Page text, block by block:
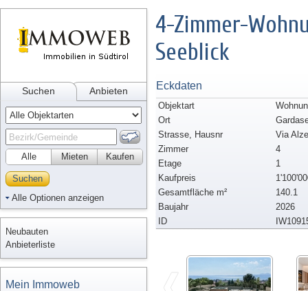
Suchen Anbieten
Alle Kaufen
Mieten
Suchen
Alle Optionen anzeigen
Neubauten
Anbieterliste
Mein Immoweb
4-Zimmer-
Seeblick
Eckdaten
Objektart
Ort
Strasse, Hausnr
Via
Zimmer
4
Etage
1
Kaufpreis
Gesamtfläche m²
140.1
Baujahr
2026
ID